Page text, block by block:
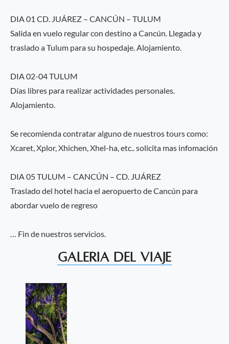
DIA 01 CD. JUÁREZ – CANCÚN – TULUM
Salida en vuelo regular con destino a Cancún. Llegada y
traslado a Tulum para su hospedaje. Alojamiento.
DIA 02-04 TULUM
Días libres para realizar actividades personales.
Alojamiento.
Se recomienda contratar alguno de nuestros tours como:
Xcaret, Xplor, Xhichen, Xhel-ha, etc.. solicita mas infomación
DIA 05 TULUM – CANCÚN – CD. JUÁREZ
Traslado del hotel hacia el aeropuerto de Cancún para
abordar vuelo de regreso
… Fin de nuestros servicios.
Galería del Viaje